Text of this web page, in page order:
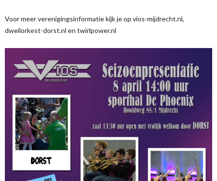
Voor meer verenigingsinformatie kijk je op vios-mijdrecht.nl,
dweilorkest-dorst.nl en twirlpower.nl